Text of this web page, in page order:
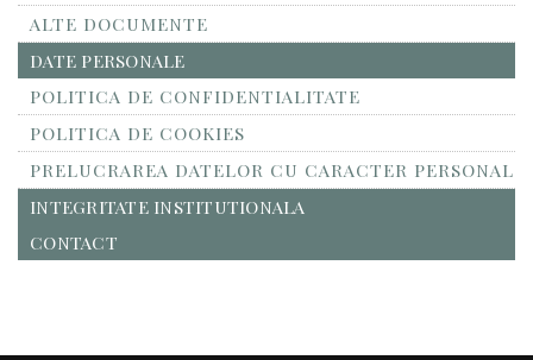
ALTE DOCUMENTE
DATE PERSONALE
POLITICA DE CONFIDENTIALITATE
POLITICA DE COOKIES
PRELUCRAREA DATELOR CU CARACTER PERSONAL
INTEGRITATE INSTITUTIONALA
CONTACT